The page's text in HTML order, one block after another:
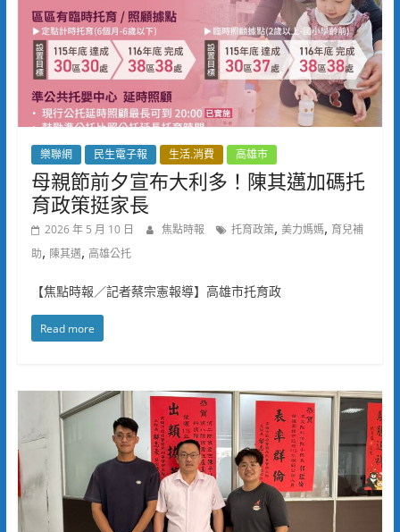
樂聯網 民生電子報 生活.消費 高雄市
母親節前夕宣布大利多！陳其邁加碼托
育政策挺家長
2026 年 5 月 10 日 焦點時報 托育政策, 美力媽媽, 育兒補
助, 陳其邁, 高雄公托
【焦點時報／記者蔡宗憲報導】高雄市托育政
Read more